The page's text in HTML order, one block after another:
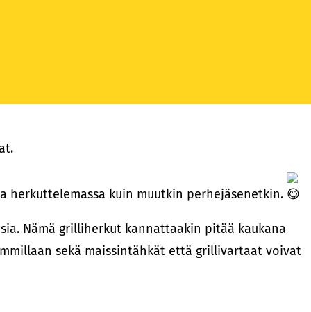
herkuttelemassa kuin muutkin perhejäsenetkin.
Nämä grilliherkut kannattaakin pitää kaukana
sekä maissintähkät että grillivartaat voivat